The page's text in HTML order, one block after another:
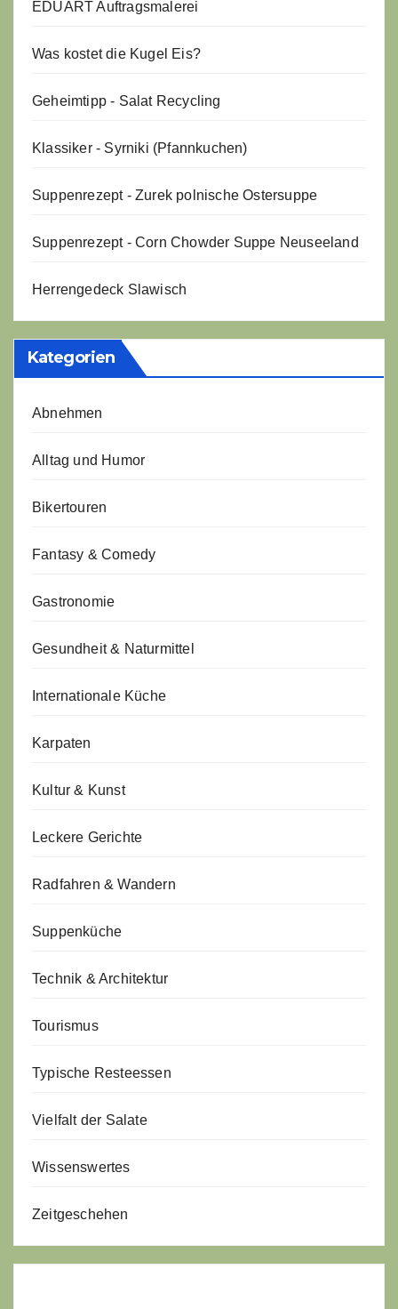
EDUART Auftragsmalerei
Was kostet die Kugel Eis?
Geheimtipp - Salat Recycling
Klassiker - Syrniki (Pfannkuchen)
Suppenrezept - Zurek polnische Ostersuppe
Suppenrezept - Corn Chowder Suppe Neuseeland
Herrengedeck Slawisch
Kategorien
Abnehmen
Alltag und Humor
Bikertouren
Fantasy & Comedy
Gastronomie
Gesundheit & Naturmittel
Internationale Küche
Karpaten
Kultur & Kunst
Leckere Gerichte
Radfahren & Wandern
Suppenküche
Technik & Architektur
Tourismus
Typische Resteessen
Vielfalt der Salate
Wissenswertes
Zeitgeschehen